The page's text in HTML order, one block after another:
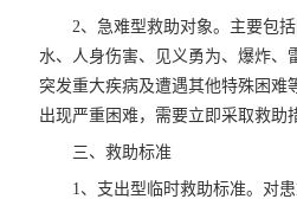
2、急难型救助对象。主要包
水、人身伤害、见义勇为、爆炸、
突发重大疾病及遭遇其他特殊困难
出现严重困难，需要立即采取救助
三、救助标准
1、支出型临时救助标准。对